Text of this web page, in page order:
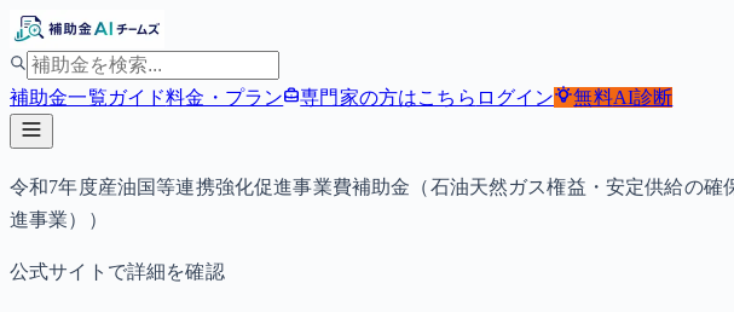
補助金一覧ガイド料金・プラン 専門家の方はこちら ログイン 無料AI診断
令和7年度産油国等連携強化促進事業費補助金（石油天然ガス権益・安定供給の
進事業））
公式サイトで詳細を確認